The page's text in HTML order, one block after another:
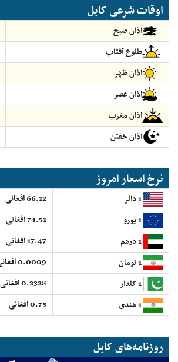
اوقات شرعی کابل
اذان صبح
طلوع آفتاب
اذان ظهر
اذان عصر
اذان مغرب
اذان خفتن
نرخ اسعار امروز
66.12 افغانی
74.51 افغانی
17.47 افغانی
0.0009 افغانی
0.2328 افغانی
0.75 افغانی
روزنامه‌های کابل